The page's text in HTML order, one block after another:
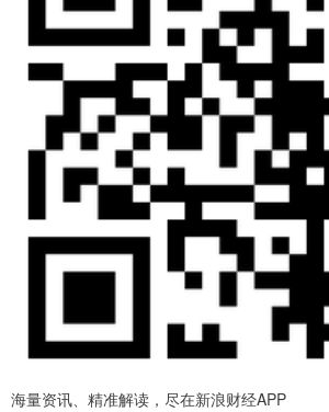
海量资讯、精准解读，尽在新浪财经APP